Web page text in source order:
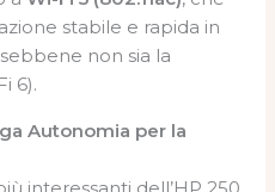
stabile e rapida in
non sia la
6).
Autonomia per la
interessanti dell’HP 250